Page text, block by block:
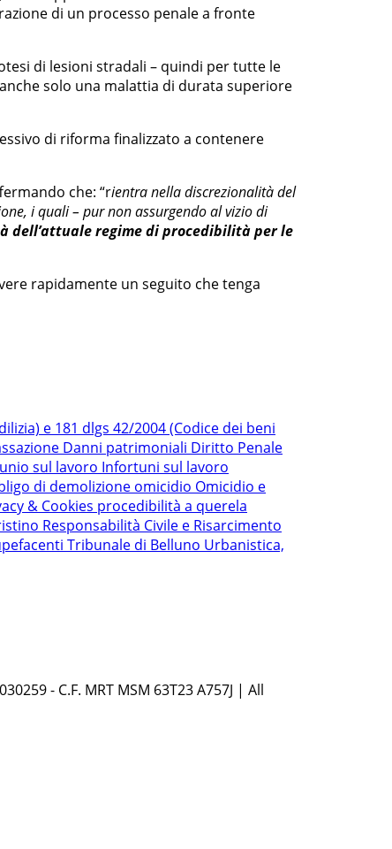
di un processo penale a fronte
di lesioni stradali – quindi per tutte le
solo una malattia di durata superiore
di riforma finalizzato a contenere
che: “rientra nella discrezionalità del
i quali – pur non assurgendo al vizio di
dell’attuale regime di procedibilità per le
rapidamente un seguito che tenga
e 181 dlgs 42/2004 (Codice dei beni
Danni patrimoniali Diritto Penale
sul lavoro Infortuni sul lavoro
di demolizione omicidio Omicidio e
& Cookies procedibilità a querela
Responsabilità Civile e Risarcimento
Tribunale di Belluno Urbanistica,
- C.F. MRT MSM 63T23 A757J | All